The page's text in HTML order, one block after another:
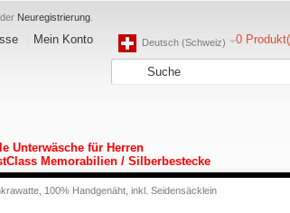
Neuregistrierung
Mein Konto
0
Deutsch (Schweiz)
Unterwäsche für Herren
Memorabilien / Silberbestecke
100% Handgenäht, inkl. Seidensäcklein